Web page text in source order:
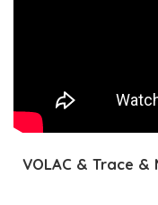
VOLAC & Trace &